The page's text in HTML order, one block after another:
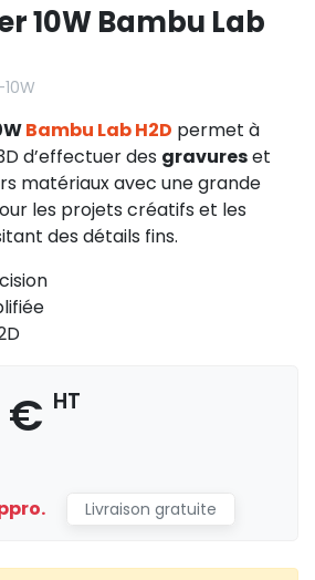
10W Bambu Lab
Bambu Lab H2D permet à
d’effectuer des gravureset
matériaux avec une grande
les projets créatifs et les
des détails fins.
€ HT
Livraison gratuite